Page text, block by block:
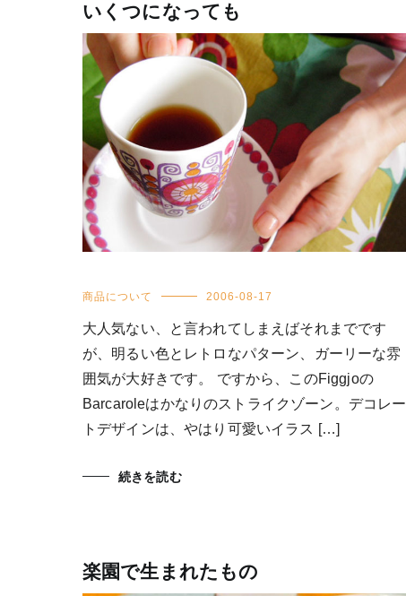
いくつになっても
商品について 2006-08-17
大人気ない、と言われてしまえばそれまでです
が、明るい色とレトロなパターン、ガーリーな雰
囲気が大好きです。 ですから、このFiggjoの
Barcaroleはかなりのストライクゾーン。デコレー
トデザインは、やはり可愛いイラス […]
続きを読む
楽園で生まれたもの